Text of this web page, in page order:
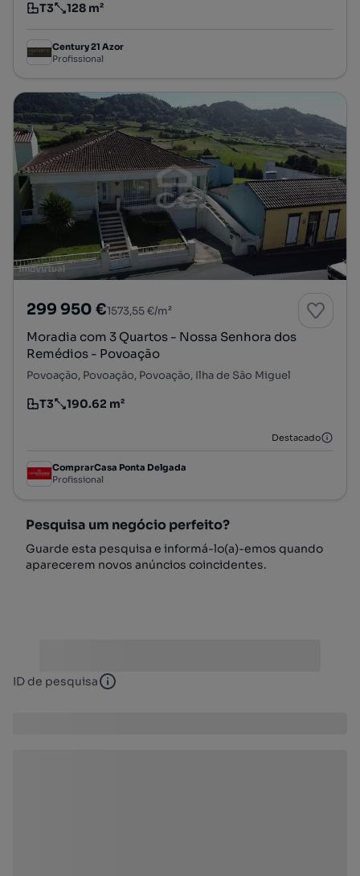
Tipologia
T3
Preço por metro quadrado
128 m²
Century 21 Azor
Profissional
299 950 €1573,55 €/m²
Moradia com 3 Quartos - Nossa Senhora dos
Remédios - Povoação
Povoação, Povoação, Povoação, Ilha de São Miguel
Tipologia
T3
Preço por metro quadrado
190.62 m²
Destacado
ComprarCasa Ponta Delgada
Profissional
Pesquisa um negócio perfeito?
Guarde esta pesquisa e informá-lo(a)-emos quando
aparecerem novos anúncios coincidentes.
ID de pesquisa ID de pesquisa